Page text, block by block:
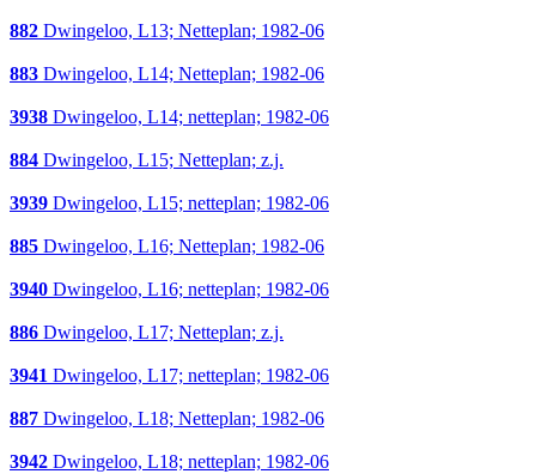
882 Dwingeloo, L13; Netteplan; 1982-06
883 Dwingeloo, L14; Netteplan; 1982-06
3938 Dwingeloo, L14; netteplan; 1982-06
884 Dwingeloo, L15; Netteplan; z.j.
3939 Dwingeloo, L15; netteplan; 1982-06
885 Dwingeloo, L16; Netteplan; 1982-06
3940 Dwingeloo, L16; netteplan; 1982-06
886 Dwingeloo, L17; Netteplan; z.j.
3941 Dwingeloo, L17; netteplan; 1982-06
887 Dwingeloo, L18; Netteplan; 1982-06
3942 Dwingeloo, L18; netteplan; 1982-06